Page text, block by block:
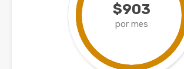
$903
por mes